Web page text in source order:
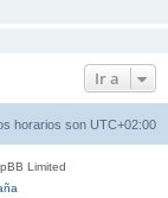
Ir a
horarios son UTC+02:00
Limited